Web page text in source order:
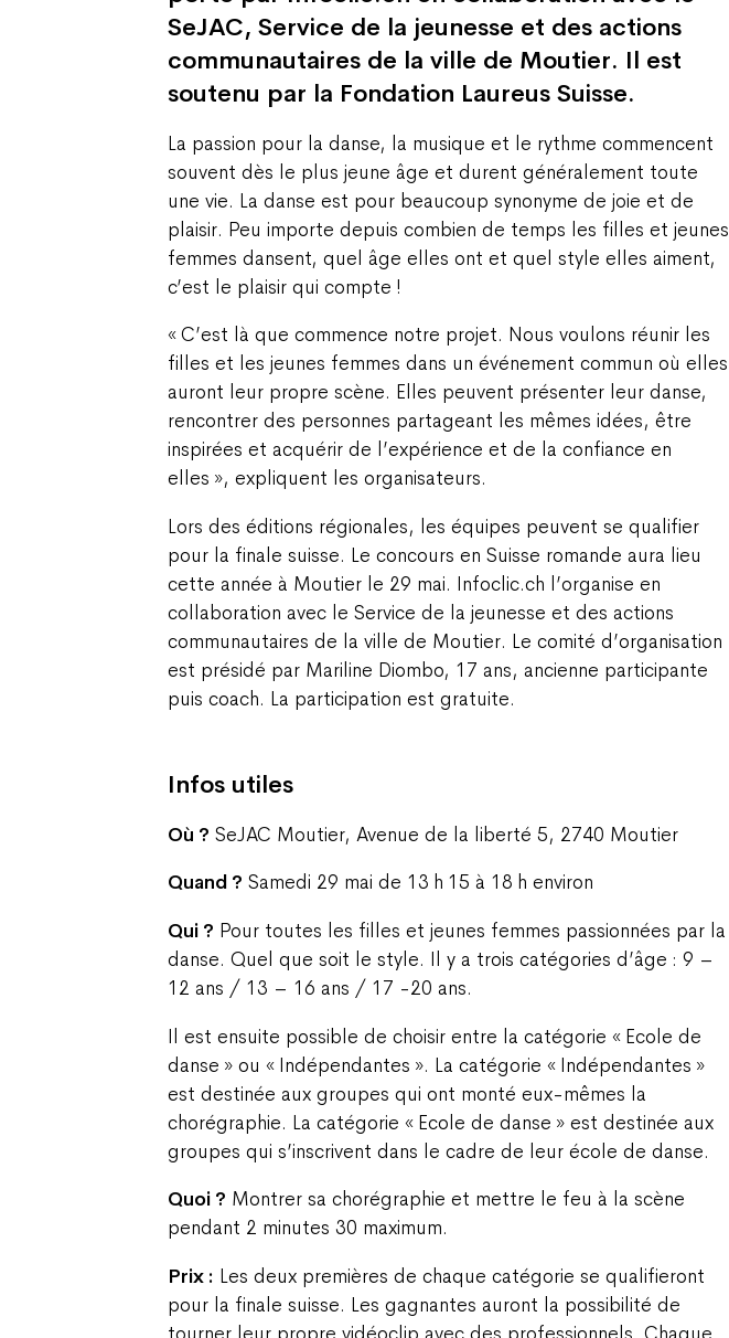
SeJAC, Service de la jeunesse et des actions
communautaires de la ville de Moutier. Il est
soutenu par la Fondation Laureus Suisse.
La passion pour la danse, la musique et le rythme commencent
souvent dès le plus jeune âge et durent généralement toute
une vie. La danse est pour beaucoup synonyme de joie et de
plaisir. Peu importe depuis combien de temps les filles et jeunes
femmes dansent, quel âge elles ont et quel style elles aiment,
c’est le plaisir qui compte !
« C’est là que commence notre projet. Nous voulons réunir les
filles et les jeunes femmes dans un événement commun où elles
auront leur propre scène. Elles peuvent présenter leur danse,
rencontrer des personnes partageant les mêmes idées, être
inspirées et acquérir de l’expérience et de la confiance en
elles », expliquent les organisateurs.
Lors des éditions régionales, les équipes peuvent se qualifier
pour la finale suisse. Le concours en Suisse romande aura lieu
cette année à Moutier le 29 mai. Infoclic.ch l’organise en
collaboration avec le Service de la jeunesse et des actions
communautaires de la ville de Moutier. Le comité d’organisation
est présidé par Mariline Diombo, 17 ans, ancienne participante
puis coach. La participation est gratuite.
Infos utiles
Où ? SeJAC Moutier, Avenue de la liberté 5, 2740 Moutier
Quand ? Samedi 29 mai de 13 h 15 à 18 h environ
Qui ? Pour toutes les filles et jeunes femmes passionnées par la
danse. Quel que soit le style. Il y a trois catégories d’âge : 9 –
12 ans / 13 – 16 ans / 17 -20 ans.
Il est ensuite possible de choisir entre la catégorie « Ecole de
danse » ou « Indépendantes ». La catégorie « Indépendantes »
est destinée aux groupes qui ont monté eux-mêmes la
chorégraphie. La catégorie « Ecole de danse » est destinée aux
groupes qui s’inscrivent dans le cadre de leur école de danse.
Quoi ? Montrer sa chorégraphie et mettre le feu à la scène
pendant 2 minutes 30 maximum.
Prix : Les deux premières de chaque catégorie se qualifieront
pour la finale suisse. Les gagnantes auront la possibilité de